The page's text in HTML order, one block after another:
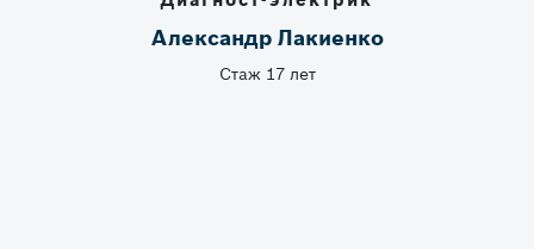
Александр Лакиенко
Стаж 17 лет